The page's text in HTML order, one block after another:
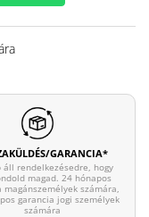
GARANCIA*
áll rendelkezésedre, hogy
magad. 24 hónapos
magánszemélyek számára,
garancia jogi személyek
számára